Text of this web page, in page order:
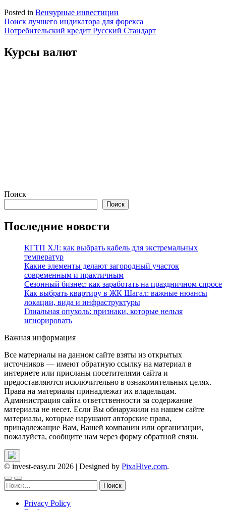
Posted in Венчурные инвестиции
Навигация
по
записям
Поиск лучшего индикатора для форекса
Потребительский кредит Русский Стандарт
Курсы валют
Поиск
Поиск
Последние новости
КГТП ХЛ: как выбрать кабель для экстремальных
температур
Какие элементы делают загородный участок
современным и практичным
Сезонный бизнес: как заработать на праздничном спросе
Как выбрать квартиру в ЖК Шагал: важные нюансы
локации, вида и инфраструктуры
Глиальная опухоль: признаки, которые нельзя
игнорировать
Важная информация
Все материалы на данном сайте взяты из открытых
источников — имеют обратную ссылку на материал в
интернете или присланы посетителями сайта и
предоставляются исключительно в ознакомительных целях.
Права на материалы принадлежат их владельцам.
Администрация сайта ответственности за содержание
материала не несет. Если Вы обнаружили на нашем сайте
материалы, которые нарушают авторские права,
принадлежащие Вам, Вашей компании или организации,
пожалуйста, сообщите нам через форму обратной связи.
© invest-easy.ru 2026 | Designed by PixaHive.com.
Найти:
Privacy Policy